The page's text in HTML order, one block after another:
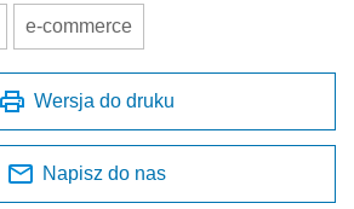
e-commerce
Wersja do druku
Napisz do nas